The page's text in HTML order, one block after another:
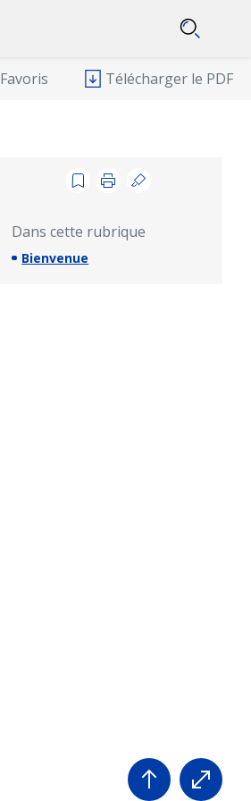
Favoris Télécharger le PDF
Dans cette rubrique
Bienvenue